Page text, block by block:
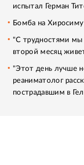
испытал Герман
Бомба на
"С трудностями мы
второй месяц
"Этот день лучше
реаниматолог
пострадавшим в